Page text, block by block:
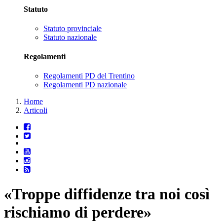
Statuto
Statuto provinciale
Statuto nazionale
Regolamenti
Regolamenti PD del Trentino
Regolamenti PD nazionale
Home
Articoli
«Troppe diffidenze tra noi così
rischiamo di perdere»